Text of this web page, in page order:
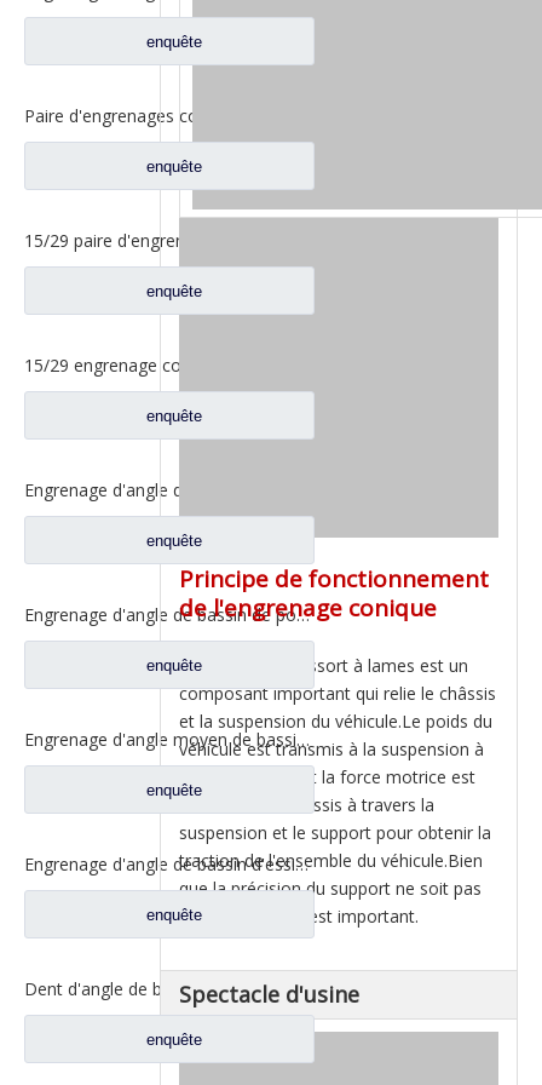
enquête
enquête
enquête
enquête
enquête
Engrenage d'angle de bassin de pont moyen pour pièces de rechange DZ9112320689 de Shamcan AulongTruck
enquête
Engrenage d'angle moyen de bassin de pont pour les pièces de rechange WG7121320252 de camion de Sinotruk Steyr
enquête
Engrenage d'angle de bassin d'essieu arrière pour pièces de rechange de camion Sinotruk Steyr 199012320177
enquête
Dent d'angle de bassin de pont moyen pour pièces de rechange AZ9981320154 de camion de Sinotruk Howo AC16
enquête
Principe de fonctionnement
de l'engrenage conique
Le support de ressort à lames est un
composant important qui relie le châssis
et la suspension du véhicule.Le poids du
véhicule est transmis à la suspension à
travers celle-ci, et la force motrice est
transmise au châssis à travers la
suspension et le support pour obtenir la
traction de l'ensemble du véhicule.Bien
que la précision du support ne soit pas
élevée, son rôle est important.
Spectacle d'usine